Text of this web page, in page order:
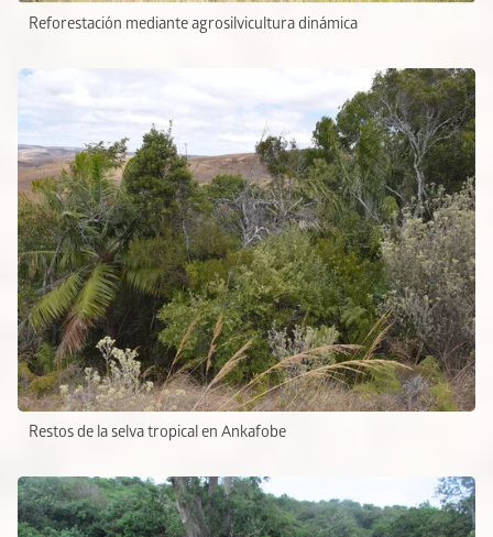
Reforestación mediante agrosilvicultura dinámica
Restos de la selva tropical en Ankafobe